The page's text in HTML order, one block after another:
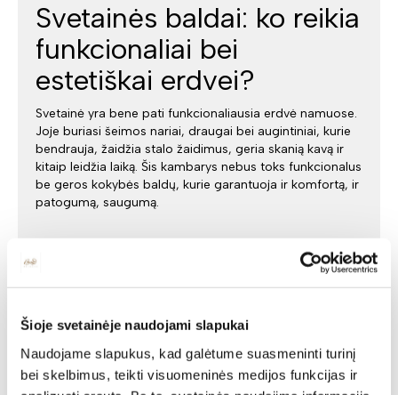
Šioje svetainėje naudojami slapukai
Naudojame slapukus, kad galėtume suasmeninti turinį
bei skelbimus, teikti visuomeninės medijos funkcijas ir
Svetainės baldai: ko reikia
funkcionaliai bei
estetiškai erdvei?
Svetainė yra bene pati funkcionaliausia erdvė namuose.
Joje buriasi šeimos nariai, draugai bei augintiniai, kurie
bendrauja, žaidžia stalo žaidimus, geria skanią kavą ir
kitaip leidžia laiką. Šis kambarys nebus toks funkcionalus
be geros kokybės baldų, kurie garantuoja ir komfortą, ir
patogumą, saugumą.